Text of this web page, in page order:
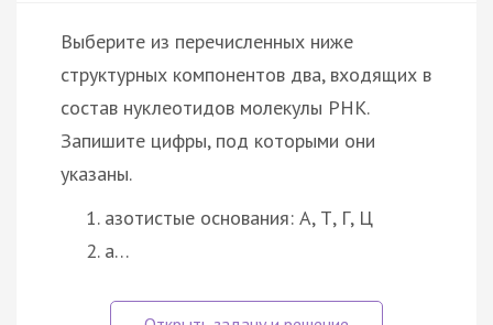
Выберите из перечисленных ниже
структурных компонентов два, входящих в
состав нуклеотидов молекулы РНК.
Запишите цифры, под которыми они
указаны.
азотистые основания: А, Т, Г, Ц
а…